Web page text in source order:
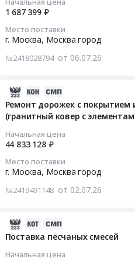
1 687 399 ₽
Место поставки
г. Москва, Москва город
№2418028794 от 06.07.26
Ремонт дорожек с покрытием
(гранитный ковер с
Начальная цена
44 833 128 ₽
Место поставки
г. Москва, Москва город
№2419491148 от 02.07.26
Поставка песчаных смесей
Начальная цена